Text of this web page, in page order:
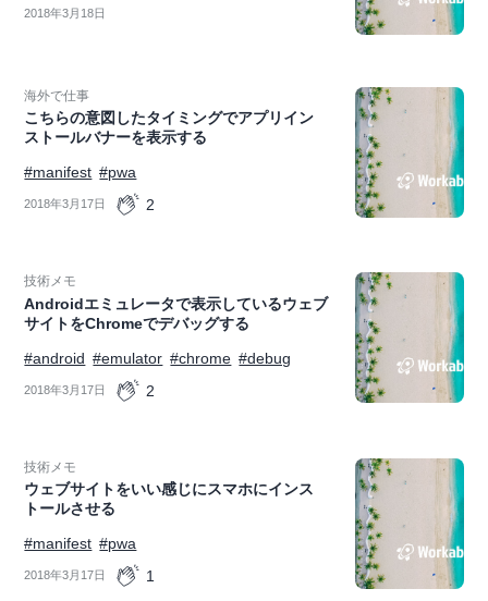
2018年3月18日
海外で仕事
こちらの意図したタイミングでアプリイン
ストールバナーを表示する
#manifest #pwa
2018年3月17日 2
技術メモ
Androidエミュレータで表示しているウェブ
サイトをChromeでデバッグする
#android #emulator #chrome #debug
2018年3月17日 2
技術メモ
ウェブサイトをいい感じにスマホにインス
トールさせる
#manifest #pwa
2018年3月17日 1